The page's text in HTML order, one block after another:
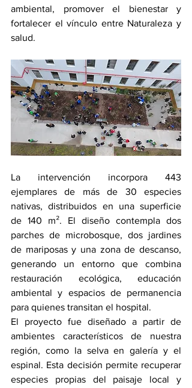
ambiental, promover el bienestar y
fortalecer el vínculo entre Naturaleza y
salud.
La intervención incorpora 443
ejemplares de más de 30 especies
nativas, distribuidos en una superficie
de 140 m². El diseño contempla dos
parches de microbosque, dos jardines
de mariposas y una zona de descanso,
generando un entorno que combina
restauración ecológica, educación
ambiental y espacios de permanencia
para quienes transitan el hospital.
El proyecto fue diseñado a partir de
ambientes característicos de nuestra
región, como la selva en galería y el
espinal. Esta decisión permite recuperar
especies propias del paisaje local y